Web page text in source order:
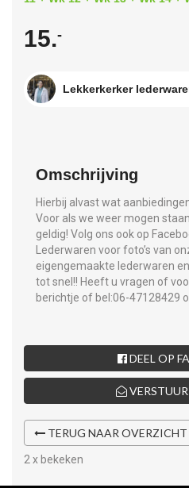
15.-
Lekkerkerker
Omschrijving
Hierbij alvast wat
Voor als we weer mogen
geldig! Volg ons ook op
Lederwaren voor foto’s van
eigengemaakte lederwaren
tot snel!! Heeft u vragen of
berichtje of bel:06-47128429
DEEL OP
VERSTUUR
TERUG NAAR OVERZICHT
2 x bekeken